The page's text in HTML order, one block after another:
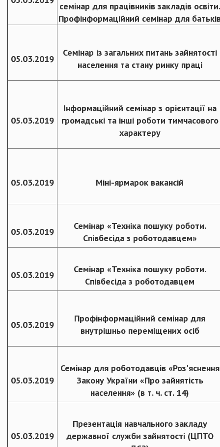
семінар для працівників закладів освіти.
Профінформаційний семінар для
05.03.2019
Семінар із загальних питань зайнятості
населення та стану ринку праці
05.03.2019
Інформаційний семінар з орієнтації на
громадські та інші роботи тимчасового
характеру
05.03.2019 Міні-ярмарок вакансій
05.03.2019
Семінар «Техніка пошуку роботи.
Співбесіда з роботодавцем»
05.03.2019
Семінар «Техніка пошуку роботи.
Співбесіда з роботодавцем
05.03.2019
Профінформаційний семінар для
внутрішньо переміщених осіб
05.03.2019
Семінар для роботодавців «Роз'яснення
Закону України «Про зайнятість
населення» (в т. ч. ст. 14)
05.03.2019
Презентація навчального закладу
державної служби зайнятості (ЦПТО